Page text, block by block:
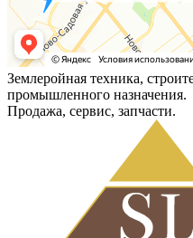
Землеройная техника,
промышленного назначения.
Продажа, сервис, запчасти.